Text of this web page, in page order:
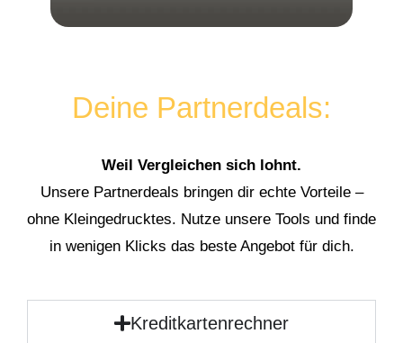
Deine Partnerdeals:
Weil Vergleichen sich lohnt.
Unsere Partnerdeals bringen dir echte Vorteile –
ohne Kleingedrucktes. Nutze unsere Tools und finde
in wenigen Klicks das beste Angebot für dich.
Kreditkartenrechner